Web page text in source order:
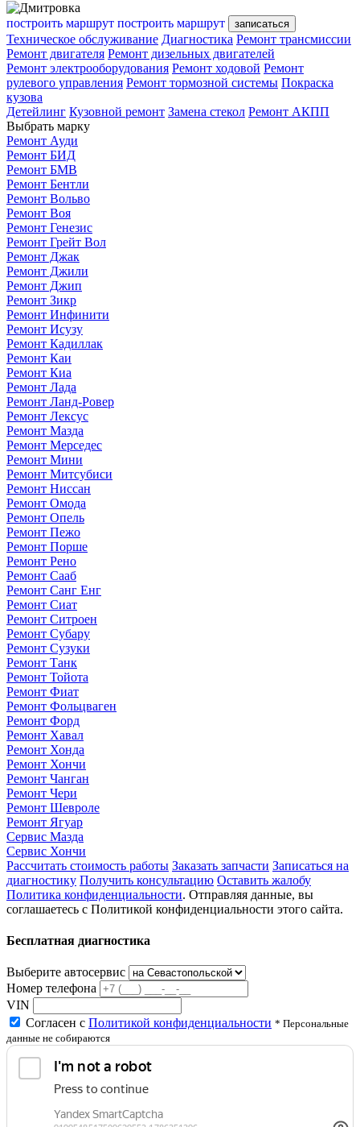
построить маршрут построить маршрут записаться
Техническое обслуживание Диагностика Ремонт трансмиссии
Ремонт двигателя Ремонт дизельных двигателей
Ремонт электрооборудования Ремонт ходовой Ремонт
рулевого управления Ремонт тормозной системы Покраска
кузова
Детейлинг Кузовной ремонт Замена стекол Ремонт АКПП
Выбрать марку
Ремонт Ауди
Ремонт БИД
Ремонт БМВ
Ремонт Бентли
Ремонт Вольво
Ремонт Воя
Ремонт Генезис
Ремонт Грейт Вол
Ремонт Джак
Ремонт Джили
Ремонт Джип
Ремонт Зикр
Ремонт Инфинити
Ремонт Исузу
Ремонт Кадиллак
Ремонт Каи
Ремонт Киа
Ремонт Лада
Ремонт Ланд-Ровер
Ремонт Лексус
Ремонт Мазда
Ремонт Мерседес
Ремонт Мини
Ремонт Митсубиси
Ремонт Ниссан
Ремонт Омода
Ремонт Опель
Ремонт Пежо
Ремонт Порше
Ремонт Рено
Ремонт Сааб
Ремонт Санг Енг
Ремонт Сиат
Ремонт Ситроен
Ремонт Субару
Ремонт Сузуки
Ремонт Танк
Ремонт Тойота
Ремонт Фиат
Ремонт Фольцваген
Ремонт Форд
Ремонт Хавал
Ремонт Хонда
Ремонт Хончи
Ремонт Чанган
Ремонт Чери
Ремонт Шевроле
Ремонт Ягуар
Сервис Мазда
Сервис Хончи
Рассчитать стоимость работы Заказать запчасти Записаться на
диагностику Получить консультацию Оставить жалобу
Политика конфиденциальности. Отправляя данные, вы
соглашаетесь с Политикой конфиденциальности этого сайта.
Бесплатная диагностика
Выберите автосервис
Номер телефона
VIN
Согласен с Политикой конфиденциальности * Персональные
данные не собираются